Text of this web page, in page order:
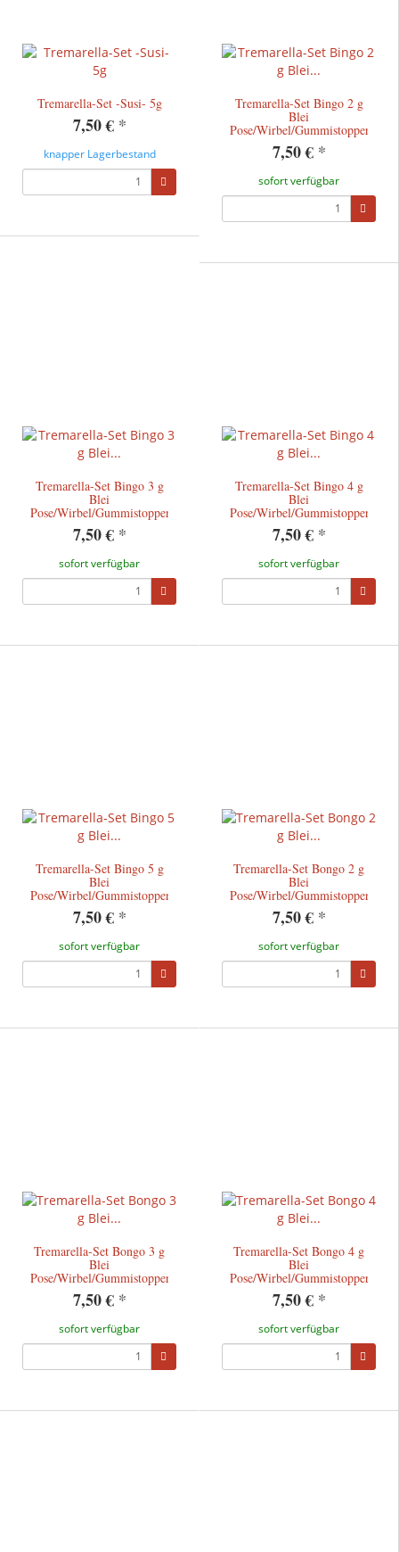
Tremarella-Set -Susi- 5g
7,50 € *
knapper Lagerbestand
Tremarella-Set Bingo 2 g
Blei
Pose/Wirbel/Gummistopper/
7,50 € *
sofort verfügbar
Tremarella-Set Bingo 3 g
Blei
Pose/Wirbel/Gummistopper/Tremarello
7,50 € *
sofort verfügbar
Tremarella-Set Bingo 4 g
Blei
Pose/Wirbel/Gummistopper/
7,50 € *
sofort verfügbar
Tremarella-Set Bingo 5 g
Blei
Pose/Wirbel/Gummistopper/Tremarello
7,50 € *
sofort verfügbar
Tremarella-Set Bongo 2 g
Blei
Pose/Wirbel/Gummistopper/
7,50 € *
sofort verfügbar
Tremarella-Set Bongo 3 g
Blei
Pose/Wirbel/Gummistopper/Tremarello
7,50 € *
sofort verfügbar
Tremarella-Set Bongo 4 g
Blei
Pose/Wirbel/Gummistopper/
7,50 € *
sofort verfügbar